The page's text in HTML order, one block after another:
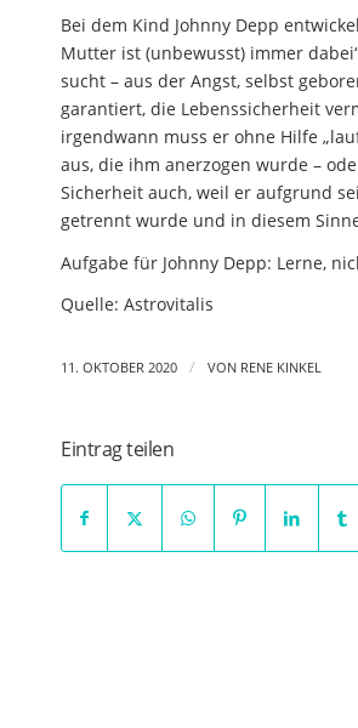
Bei dem Kind Johnny Depp
Mutter ist (unbewusst) immer
sucht – aus der Angst, selbst
garantiert, die Lebenssicherheit
irgendwann muss er ohne Hilfe
aus, die ihm anerzogen wurde –
Sicherheit auch, weil er aufgrund
getrennt wurde und in diesem
Aufgabe für Johnny Depp: Lerne,
Quelle: Astrovitalis
11. OKTOBER 2020 / VON RENE KINKEL
Eintrag teilen